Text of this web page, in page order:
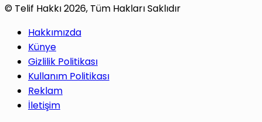
© Telif Hakkı 2026, Tüm Hakları Saklıdır
Hakkımızda
Künye
Gizlilik Politikası
Kullanım Politikası
Reklam
İletişim